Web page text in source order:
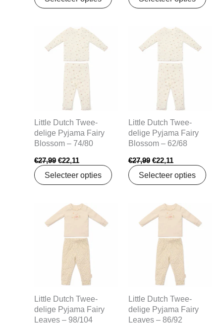
Little Dutch Twee-
delige Pyjama Fairy
Blossom – 74/80
€27,99
Oorspronkelijke
prijs
was:
€27,99.
€22,11
Huidige
prijs
is:
€22,11.
Selecteer opties
Little Dutch Twee-
delige Pyjama Fairy
Blossom – 62/68
€27,99
Oorspronkelijke
prijs
was:
€27,99.
€22,11
Huidige
prijs
is:
€22,11.
Selecteer opties
Little Dutch Twee-
delige Pyjama Fairy
Leaves – 98/104
Oorspronkelijke
prijs
Huidige
prijs
€19,74.
Little Dutch Twee-
delige Pyjama Fairy
Leaves – 86/92
Oorspronkelijke
prijs
Huidige
prijs
€19,74.